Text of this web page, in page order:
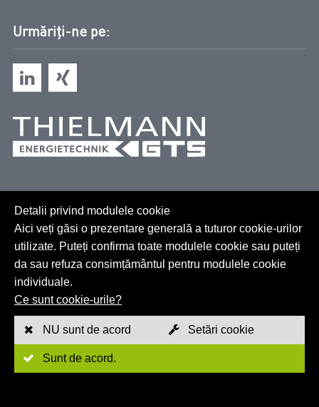
Urmăriți-ne pe:
Harta site-ului
Imprint
Politica de confidențialitate
Detalii privind modulele cookie
Aici veți găsi o prezentare generală a tuturor cookie-urilor
utilizate. Puteți confirma toate modulele cookie sau puteți
da sau refuza consimțământul pentru modulele cookie
individuale.
Ce sunt cookie-urile?
NU sunt de acord Setări cookie
Sunt de acord.